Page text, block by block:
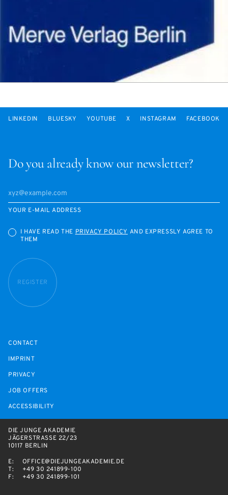
Do you already know our newsletter?
YOUR E-MAIL ADDRESS
I HAVE READ THEPRIVACY POLICY AND EXPRESSLY AGREE TO
THEM
REGISTER
LINKEDIN BLUESKY YOUTUBE X INSTAGRAM FACEBOOK
CONTACT
IMPRINT
PRIVACY
JOB OFFERS
ACCESSIBILITY
DIE JUNGE AKADEMIE
JÄGERSTRASSE 22/23
10117 BERLIN
E:
OFFICE@DIEJUNGEAKADEMIE.DE
T:
+49 30 241899-100
F:
+49 30 241899-101